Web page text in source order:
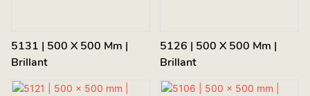
5131 | 500 X 500 Mm |
Brillant
5126 | 500 X 500 Mm |
Brillant